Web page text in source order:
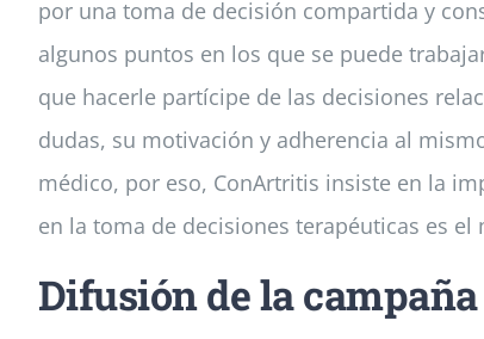
por una toma de decisión compartida y
algunos puntos en los que se puede
que hacerle partícipe de las decisiones
dudas, su motivación y adherencia al
médico, por eso, ConArtritis insiste en la
en la toma de decisiones terapéuticas es
Difusión de la campaña